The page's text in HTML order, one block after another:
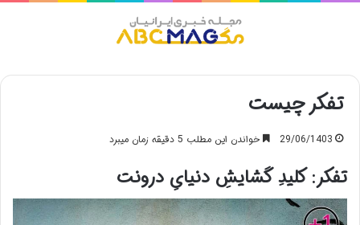
تفکر چیست
29/06/1403 خواندن این مطلب 5 دقیقه زمان میبرد
تفکر: کلیدِ گشایشِ دنیایِ درونت